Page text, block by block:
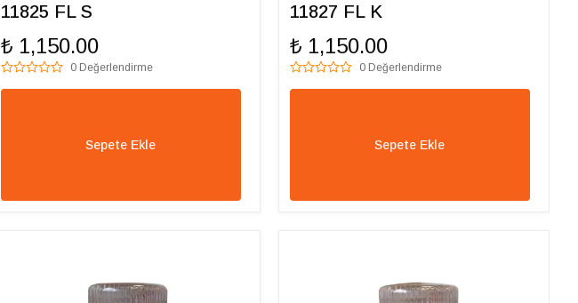
11825 FL S
₺ 1,150.00
0 Değerlendirme
Sepete Ekle
11827 FL K
₺ 1,150.00
0 Değerlendirme
Sepete Ekle